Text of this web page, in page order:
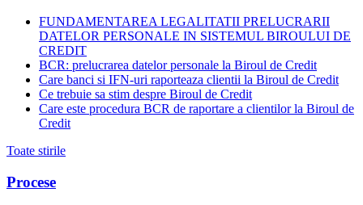
FUNDAMENTAREA LEGALITATII PRELUCRARII
DATELOR PERSONALE IN SISTEMUL BIROULUI DE
CREDIT
BCR: prelucrarea datelor personale la Biroul de Credit
Care banci si IFN-uri raporteaza clientii la Biroul de Credit
Ce trebuie sa stim despre Biroul de Credit
Care este procedura BCR de raportare a clientilor la Biroul de
Credit
Toate stirile
Procese